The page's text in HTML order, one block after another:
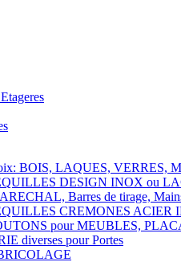
BOIS, LAQUES, VERRES,
DESIGN INOX ou
Barres de tirage,
CREMONES ACIER
pour MEUBLES,
diverses pour Portes